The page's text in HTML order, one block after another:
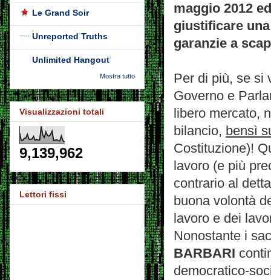
maggio 2012
giustificare
garanzie a
Per di più, se si
Governo e
libero mercato,
bilancio, bensì
Costituzione)!
lavoro (e più
contrario al
buona volontà
lavoro e dei
Nonostante i
BARBARI
democratico-
Le Grand Soir
Unreported Truths
Unlimited Hangout
Mostra tutto
Visualizzazioni totali
9,139,962
Lettori fissi